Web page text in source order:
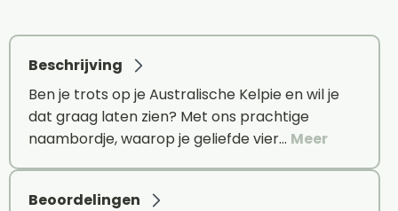
Beschrijving
Ben je trots op je Australische Kelpie en wil je
dat graag laten zien? Met ons prachtige
naambordje, waarop je geliefde vier… Meer
Beoordelingen